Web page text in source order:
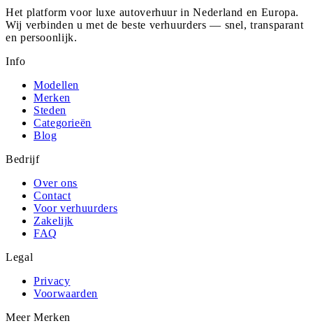
Het platform voor luxe autoverhuur in Nederland en Europa.
Wij verbinden u met de beste verhuurders — snel, transparant
en persoonlijk.
Info
Modellen
Merken
Steden
Categorieën
Blog
Bedrijf
Over ons
Contact
Voor verhuurders
Zakelijk
FAQ
Legal
Privacy
Voorwaarden
Meer Merken